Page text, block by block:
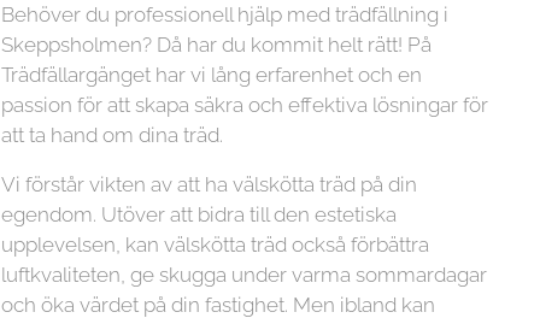
Behöver du professionell hjälp med trädfällning i
Skeppsholmen? Då har du kommit helt rätt! På
Trädfällargänget har vi lång erfarenhet och en
passion för att skapa säkra och effektiva lösningar för
att ta hand om dina träd.
Vi förstår vikten av att ha välskötta träd på din
egendom. Utöver att bidra till den estetiska
upplevelsen, kan välskötta träd också förbättra
luftkvaliteten, ge skugga under varma sommardagar
och öka värdet på din fastighet. Men ibland kan